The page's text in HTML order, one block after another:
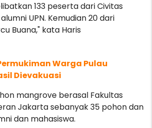
133 peserta dari Civitas
UPN. Kemudian 20 dari
Buana," kata Haris
Warga Pulau
Dievakuasi
mangrove berasal Fakultas
Jakarta sebanyak 35 pohon dan
dan mahasiswa.